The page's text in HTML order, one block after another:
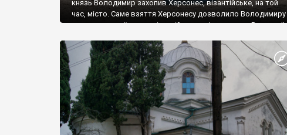
князь Володимир захопив Херсонес, візантійське, на той
час, місто. Саме взяття Херсонесу дозволило Володимиру
диктувати свої умови візантійському імператору Василю ІІ,
Херсонесі Володимир-язичник, став Василем-
християнином. А потім було Хрещення Русі. На честь
Херсонесу Таврійського названо місто […]